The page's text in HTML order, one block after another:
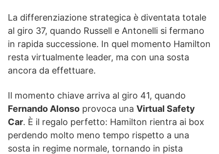
La differenziazione strategica è diventata totale
al giro 37, quando Russell e Antonelli si fermano
in rapida successione. In quel momento Hamilton
resta virtualmente leader, ma con una sosta
ancora da effettuare.
Il momento chiave arriva al giro 41, quando
Fernando Alonso provoca una Virtual Safety
Car. È il regalo perfetto: Hamilton rientra ai box
perdendo molto meno tempo rispetto a una
sosta in regime normale, tornando in pista